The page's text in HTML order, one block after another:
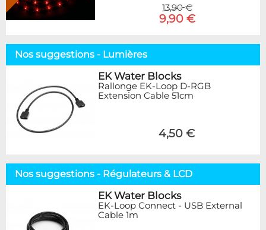
13,90 €
9,90 €
Nos suggestions - Lumières
EK Water Blocks
Rallonge EK-Loop D-RGB
Extension Cable 51cm
4,50 €
Nos suggestions - Régulateurs & LCD
EK Water Blocks
EK-Loop Connect - USB External
Cable 1m